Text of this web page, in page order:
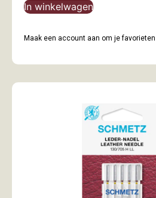
In winkelwagen
Maak een account aan om je